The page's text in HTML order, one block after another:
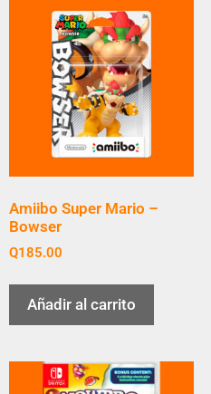
Amiibo Super Mario –
Bowser
Q185.00
Añadir al carrito